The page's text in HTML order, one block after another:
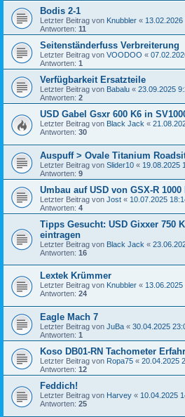
Bodis 2-1
Letzter Beitrag von Knubbler « 13.02.2026
Antworten: 11
Seitenständerfuss Verbreiterung
Letzter Beitrag von VOODOO «
Antworten: 1
Verfügbarkeit Ersatzteile
Letzter Beitrag von Babalu « 23.09.2025
Antworten: 2
USD Gabel Gsxr 600 K6 in
Letzter Beitrag von Black Jack «
Antworten: 30
Auspuff > Ovale Titanium
Letzter Beitrag von Slider10 « 19.08.2025
Antworten: 9
Umbau auf USD von GSX-R 1000
Letzter Beitrag von Jost « 10.07.2025
Antworten: 4
Tipps Gesucht: USD Gixxer 750
eintragen
Letzter Beitrag von Black Jack «
Antworten: 16
Lextek Krümmer
Letzter Beitrag von Knubbler « 13.06.2025
Antworten: 24
Eagle Mach 7
Letzter Beitrag von JuBa « 30.04.2025
Antworten: 1
Koso DB01-RN Tachometer
Letzter Beitrag von Ropa75 « 20.04.2025
Antworten: 12
Feddich!
Letzter Beitrag von Harvey « 10.04.2025
Antworten: 25